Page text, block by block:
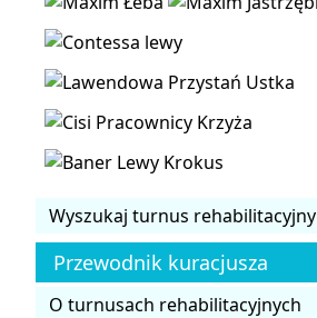
Wyszukaj turnus rehabilitacyjny
Przewodnik kuracjusza
O turnusach rehabilitacyjnych